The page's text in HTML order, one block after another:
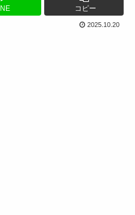
コピー
2025.10.20